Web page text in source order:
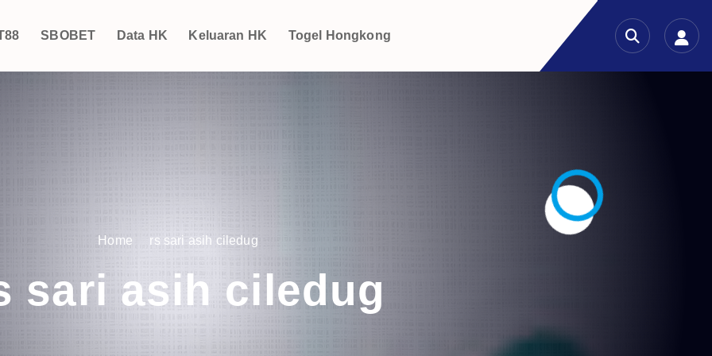
SBOBET Data HK Keluaran HK Togel Hongkong
Home rs sari asih ciledug
sari asih ciledug